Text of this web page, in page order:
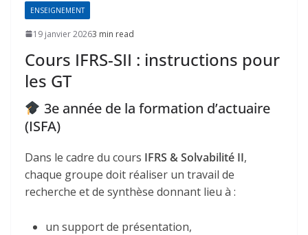
ENSEIGNEMENT
19 janvier 20263 min read
Cours IFRS-SII : instructions pour
les GT
3e année de la formation d’actuaire
(ISFA)
Dans le cadre du cours IFRS & Solvabilité II,
chaque groupe doit réaliser un travail de
recherche et de synthèse donnant lieu à :
un support de présentation,